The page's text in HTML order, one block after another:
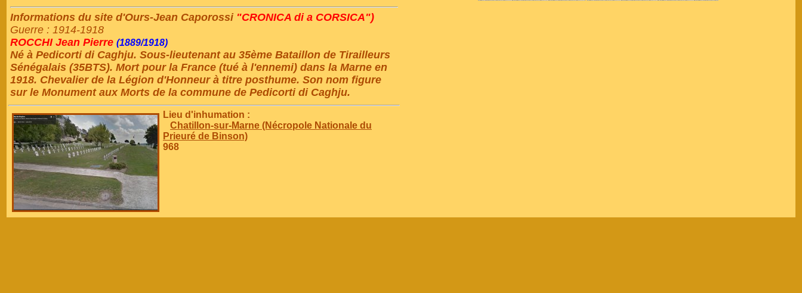
Informations du site d'Ours-Jean Caporossi "CRONICA di a CORSICA")
Guerre : 1914-1918
ROCCHI Jean Pierre (1889/1918)
Né à Pedicorti di Caghju. Sous-lieutenant au 35ème Bataillon de Tirailleurs
Sénégalais (35BTS). Mort pour la France (tué à l'ennemi) dans la Marne en
1918. Chevalier de la Légion d'Honneur à titre posthume. Son nom figure
sur le Monument aux Morts de la commune de Pedicorti di Caghju.
Lieu d'inhumation :
Chatillon-sur-Marne (Nécropole Nationale du
Prieuré de Binson)
968